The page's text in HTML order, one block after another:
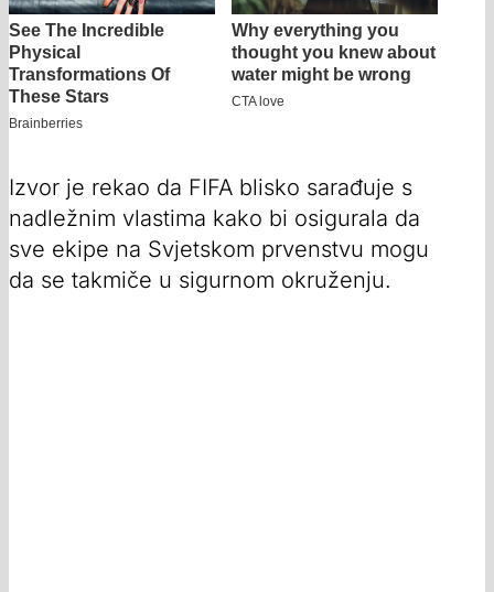
Izvor je rekao da FIFA blisko sarađuje s
nadležnim vlastima kako bi osigurala da
sve ekipe na Svjetskom prvenstvu mogu
da se takmiče u sigurnom okruženju.